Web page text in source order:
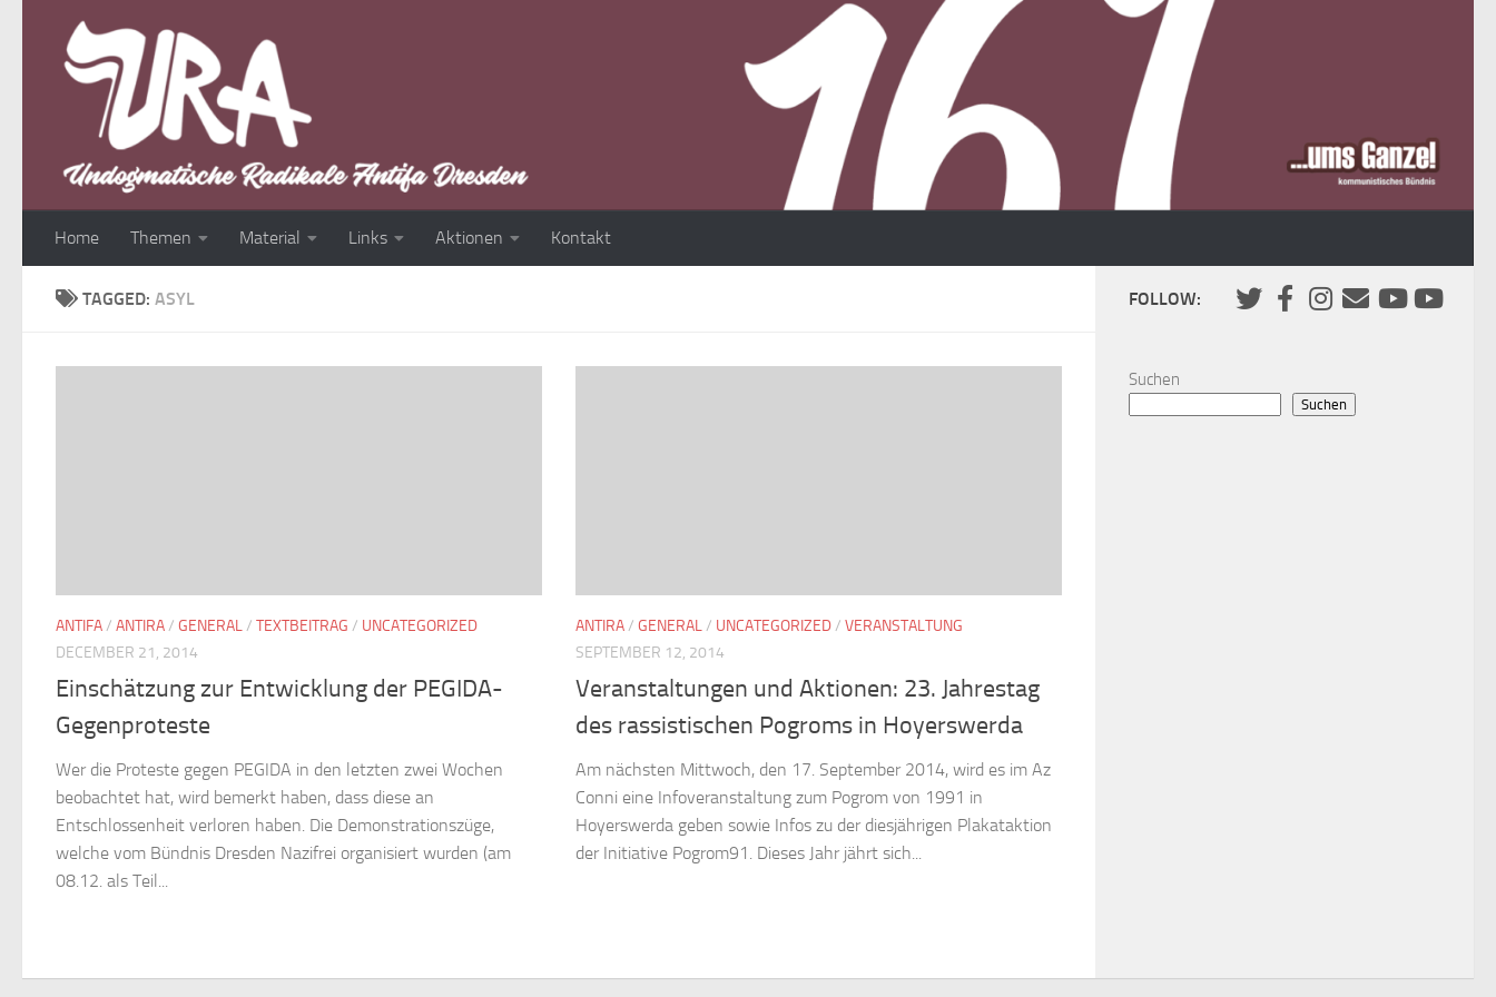
Skip to content
Home Themen Material Links Aktionen Kontakt
TAGGED: ASYL
ANTIFA/ ANTIRA/ GENERAL/ TEXTBEITRAG / UNCATEGORIZED
DECEMBER 21, 2014
Einschätzung zur Entwicklung der PEGIDA-
Gegenproteste
Wer die Proteste gegen PEGIDA in den letzten zwei Wochen
beobachtet hat, wird bemerkt haben, dass diese an
Entschlossenheit verloren haben. Die Demonstrationszüge,
welche vom Bündnis Dresden Nazifrei organisiert wurden (am
08.12. als Teil...
ANTIRA/ GENERAL/ UNCATEGORIZED/ VERANSTALTUNG
SEPTEMBER 12, 2014
Veranstaltungen und Aktionen: 23. Jahrestag
des rassistischen Pogroms in Hoyerswerda
Am nächsten Mittwoch, den 17. September 2014, wird es im Az
Conni eine Infoveranstaltung zum Pogrom von 1991 in
Hoyerswerda geben sowie Infos zu der diesjährigen Plakataktion
der Initiative Pogrom91. Dieses Jahr jährt sich...
FOLLOW:
Suchen
Suchen